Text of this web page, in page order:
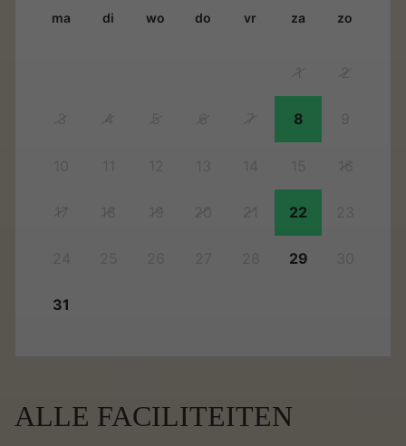
ma di wo do vr za zo
2
3 4 5 6 8
17 21 22
29
31
ALLE FACILITEITEN